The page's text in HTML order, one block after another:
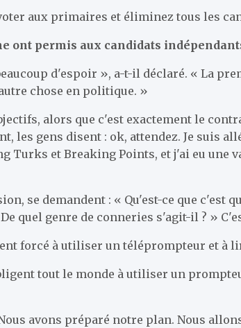
aux primaires et éliminez tous les
ont permis aux candidats
d'espoir », a-t-il déclaré. « La
chose en politique. »
alors que c'est exactement le
gens disent : ok, attendez. Je suis
Turks et Breaking Points, et j'ai eu
se demandent : « Qu'est-ce que c'est
quel genre de conneries s'agit-il ? »
forcé à utiliser un téléprompteur et à
tout le monde à utiliser un
avons préparé notre plan. Nous